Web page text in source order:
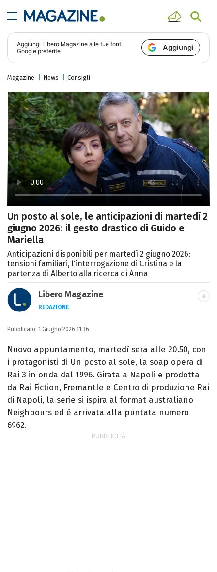
Aggiungi Libero Magazine alle tue fonti
Google preferite
Aggiungi
Magazine News Consigli
Un posto al sole, le anticipazioni di martedì 2
giugno 2026: il gesto drastico di Guido e
Mariella
Anticipazioni disponibili per martedì 2 giugno 2026:
tensioni familiari, l'interrogazione di Cristina e la
partenza di Alberto alla ricerca di Anna
Libero Magazine
REDAZIONE
E-MAIL
INSTAGRAM FACEBOOK
Libero Magazine è il canale del portale
Libero.it dedicato al mondo della
televisione, dello spettacolo e del gossip.
Pubblicato: 1 Giugno 2026 11:36
Nuovo appuntamento, martedì sera alle 20.50, con
i protagonisti di Un posto al sole, la soap opera di
Rai 3 in onda dal 1996. Girata a Napoli e prodotta
da Rai Fiction, Fremantle e Centro di produzione Rai
di Napoli, la serie si ispira al format australiano
Neighbours ed è arrivata alla puntata numero
6962.